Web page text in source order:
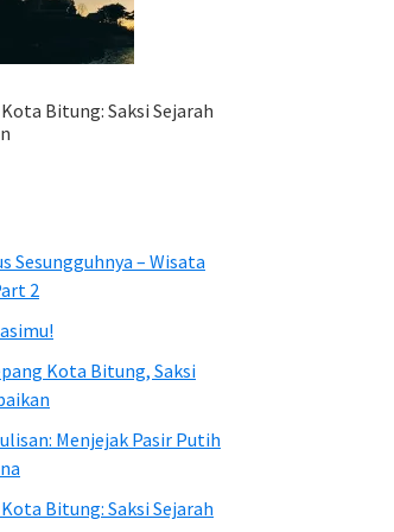
Bitung: Saksi Sejarah
Sesungguhnya – Wisata
2
Kota Bitung, Saksi
Menjejak Pasir Putih
Bitung: Saksi Sejarah